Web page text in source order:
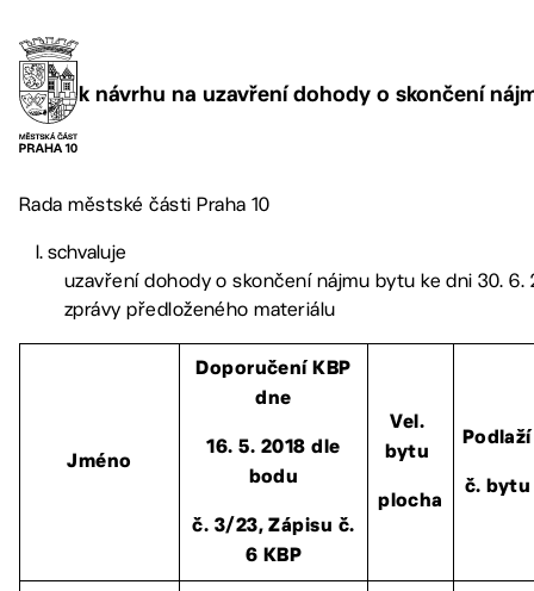
k návrhu na uzavření dohody o skončení
Rada městské části Praha 10
schvaluje
uzavření dohody o skončení nájmu bytu ke dni 30. 6.
zprávy předloženého materiálu
Jméno
Doporučení KBP
dne
16. 5. 2018 dle
bodu
č. 3/23, Zápisu č.
6 KBP
Vel.
bytu
plocha
Podlaží
č. bytu